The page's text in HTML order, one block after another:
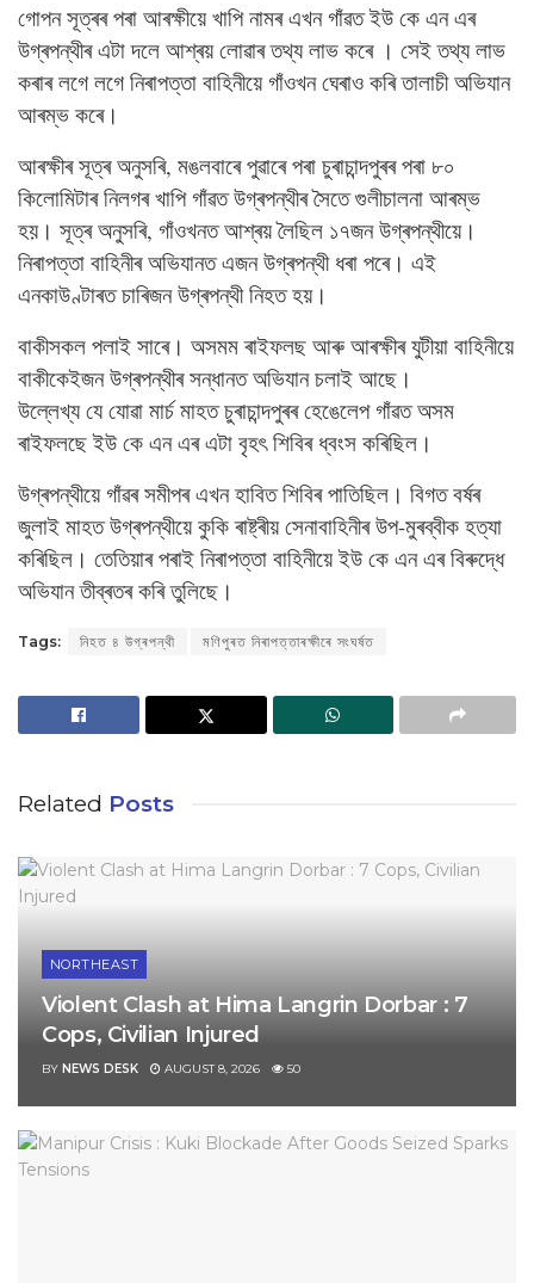
গোপন সূত্ৰৰ পৰা আৰক্ষীয়ে খাপি নামৰ এখন গাঁৱত ইউ কে এন এৰ
উগ্ৰপন্থীৰ এটা দলে আশ্ৰয় লোৱাৰ তথ্য লাভ কৰে । সেই তথ্য লাভ
কৰাৰ লগে লগে নিৰাপত্তা বাহিনীয়ে গাঁওখন ঘেৰাও কৰি তালাচী অভিযান
আৰম্ভ কৰে।
আৰক্ষীৰ সূত্ৰ অনুসৰি, মঙলবাৰে পুৱাৰে পৰা চুৰাচান্দপুৰৰ পৰা ৮০
কিলোমিটাৰ নিলগৰ খাপি গাঁৱত উগ্ৰপন্থীৰ সৈতে গুলীচালনা আৰম্ভ
হয়। সূত্ৰ অনুসৰি, গাঁওখনত আশ্ৰয় লৈছিল ১৭জন উগ্ৰপন্থীয়ে।
নিৰাপত্তা বাহিনীৰ অভিযানত এজন উগ্ৰপন্থী ধৰা পৰে। এই
এনকাউণ্টাৰত চাৰিজন উগ্ৰপন্থী নিহত হয়।
বাকীসকল পলাই সাৰে। অসমম ৰাইফলছ আৰু আৰক্ষীৰ যুটীয়া বাহিনীয়ে
বাকীকেইজন উগ্ৰপন্থীৰ সন্ধানত অভিযান চলাই আছে।
উল্লেখ্য যে যোৱা মাৰ্চ মাহত চুৰাচান্দপুৰৰ হেঙেলেপ গাঁৱত অসম
ৰাইফলছে ইউ কে এন এৰ এটা বৃহৎ শিবিৰ ধ্বংস কৰিছিল।
উগ্ৰপন্থীয়ে গাঁৱৰ সমীপৰ এখন হাবিত শিবিৰ পাতিছিল। বিগত বৰ্ষৰ
জুলাই মাহত উগ্ৰপন্থীয়ে কুকি ৰাষ্ট্ৰীয় সেনাবাহিনীৰ উপ-মুৰব্বীক হত্যা
কৰিছিল। তেতিয়াৰ পৰাই নিৰাপত্তা বাহিনীয়ে ইউ কে এন এৰ বিৰুদ্ধে
অভিযান তীব্ৰতৰ কৰি তুলিছে।
Tags: নিহত ৪ উগ্ৰপন্থী মণিপুৰত নিৰাপত্তাৰক্ষীৰে সংঘৰ্ষত
Related Posts
NORTHEAST
Violent Clash at Hima Langrin Dorbar : 7
Cops, Civilian Injured
BY NEWS DESK AUGUST 8, 2026 50